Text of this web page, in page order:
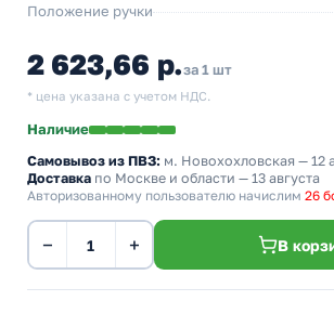
Положение ручки
2 623,66 р.за 1 шт
* цена указана с учетом НДС.
Наличие
Самовывоз из ПВЗ: м. Новохохловская — 12
Доставка по Москве и области — 13 августа
Авторизованному пользователю начислим 26
− + В